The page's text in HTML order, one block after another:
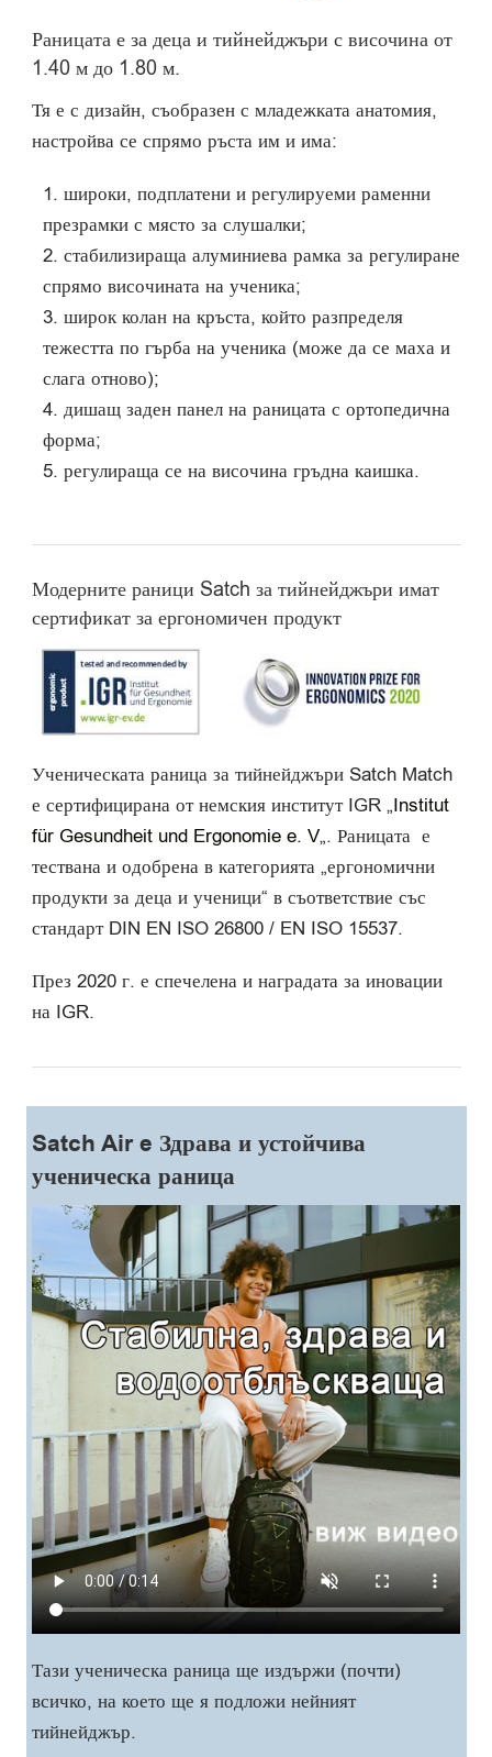
Раницата е за деца и тийнейджъри с височина от
1.40 м до 1.80 м.
Тя е с дизайн, съобразен с младежката анатомия,
настройва се спрямо ръста им и има:
широки, подплатени и регулируеми раменни
презрамки с място за слушалки;
стабилизираща алуминиева рамка за регулиране
спрямо височината на ученика;
широк колан на кръста, който разпределя
тежестта по гърба на ученика (може да се маха и
слага отново);
дишащ заден панел на раницата с ортопедична
форма;
регулираща се на височина гръдна каишка.
Модерните раници Satch за тийнейджъри имат
сертификат за ергономичен продукт
Ученическата раница за тийнейджъри Satch Match
е сертифицирана от немския институт IGR „Institut
für Gesundheit und Ergonomie e. V„. Раницата е
тествана и одобрена в категорията „ергономични
продукти за деца и ученици“ в съответствие със
стандарт DIN EN ISO 26800 / EN ISO 15537.
През 2020 г. е спечелена и наградата за иновации
на IGR.
Satch Air e Здрава и устойчива
ученическа раница
Тази ученическа раница ще издържи (почти)
всичко, на което ще я подложи нейният
тийнейджър.